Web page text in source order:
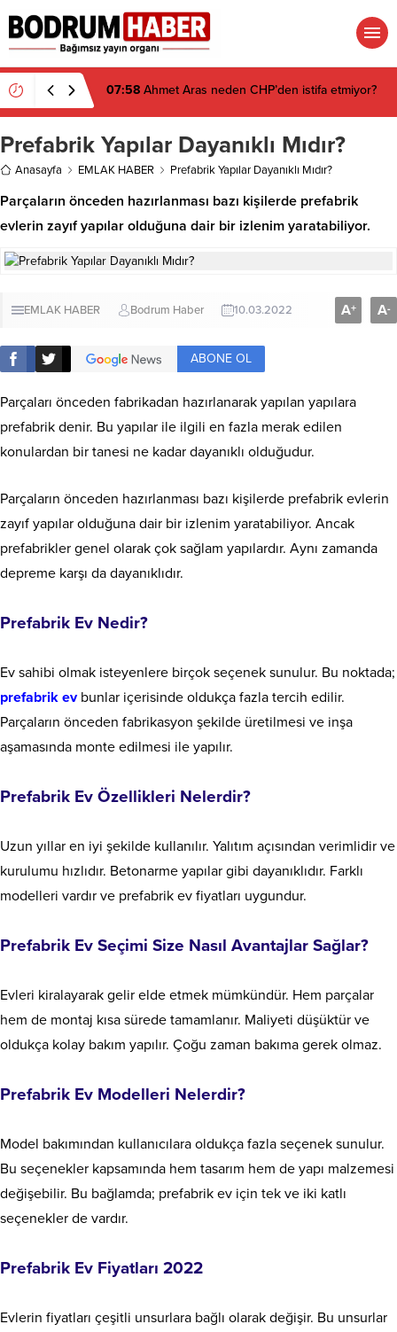
07:58 Ahmet Aras neden CHP’den istifa etmiyor?
Prefabrik Yapılar Dayanıklı Mıdır?
Anasayfa EMLAK HABER Prefabrik Yapılar Dayanıklı Mıdır?
Parçaların önceden hazırlanması bazı kişilerde prefabrik
evlerin zayıf yapılar olduğuna dair bir izlenim yaratabiliyor.
EMLAK HABER Bodrum Haber 10.03.2022 A+ A-
ABONE OL
Parçaları önceden fabrikadan hazırlanarak yapılan yapılara
prefabrik denir. Bu yapılar ile ilgili en fazla merak edilen
konulardan bir tanesi ne kadar dayanıklı olduğudur.
Parçaların önceden hazırlanması bazı kişilerde prefabrik evlerin
zayıf yapılar olduğuna dair bir izlenim yaratabiliyor. Ancak
prefabrikler genel olarak çok sağlam yapılardır. Aynı zamanda
depreme karşı da dayanıklıdır.
Prefabrik Ev Nedir?
Ev sahibi olmak isteyenlere birçok seçenek sunulur. Bu noktada;
prefabrik evbunlar içerisinde oldukça fazla tercih edilir.
Parçaların önceden fabrikasyon şekilde üretilmesi ve inşa
aşamasında monte edilmesi ile yapılır.
Prefabrik Ev Özellikleri Nelerdir?
Uzun yıllar en iyi şekilde kullanılır. Yalıtım açısından verimlidir ve
kurulumu hızlıdır. Betonarme yapılar gibi dayanıklıdır. Farklı
modelleri vardır ve prefabrik ev fiyatları uygundur.
Prefabrik Ev Seçimi Size Nasıl Avantajlar Sağlar?
Evleri kiralayarak gelir elde etmek mümkündür. Hem parçalar
hem de montaj kısa sürede tamamlanır. Maliyeti düşüktür ve
oldukça kolay bakım yapılır. Çoğu zaman bakıma gerek olmaz.
Prefabrik Ev Modelleri Nelerdir?
Model bakımından kullanıcılara oldukça fazla seçenek sunulur.
Bu seçenekler kapsamında hem tasarım hem de yapı malzemesi
değişebilir. Bu bağlamda; prefabrik ev için tek ve iki katlı
seçenekler de vardır.
Prefabrik Ev Fiyatları 2022
Evlerin fiyatları çeşitli unsurlara bağlı olarak değişir. Bu unsurlar